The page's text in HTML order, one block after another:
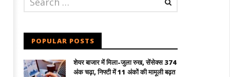
POPULAR POSTS
शेयर बाजार में मिला-जुला रुख, सेंसेक्स 374
अंक चढ़ा, निफ्टी में 11 अंकों की मामूली बढ़त